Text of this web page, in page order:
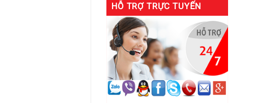
HỖ TRỢ TRỰC TUYẾN